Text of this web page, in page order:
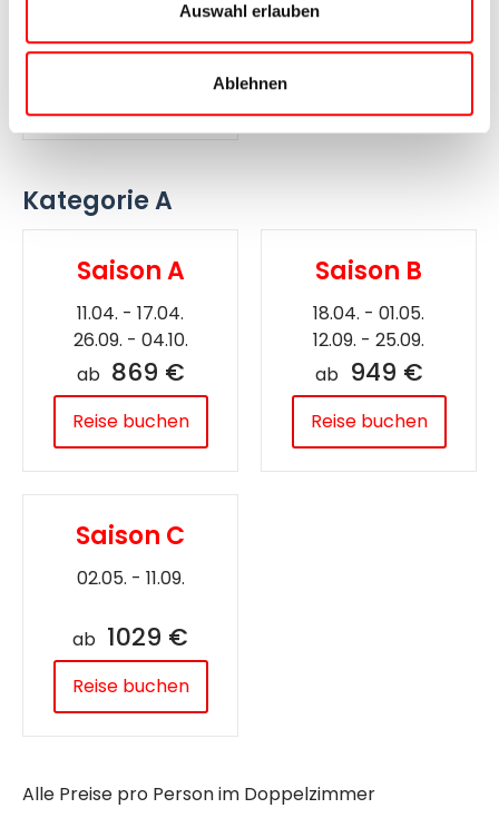
Auswahl erlauben
Ablehnen
ab 899 €
Kategorie A
Saison A
11.04. - 17.04.
26.09. - 04.10.
ab 869 €
Reise buchen
Saison B
18.04. - 01.05.
12.09. - 25.09.
ab 949 €
Reise buchen
Saison C
02.05. - 11.09.
ab 1029 €
Reise buchen
Alle Preise pro Person im Doppelzimmer